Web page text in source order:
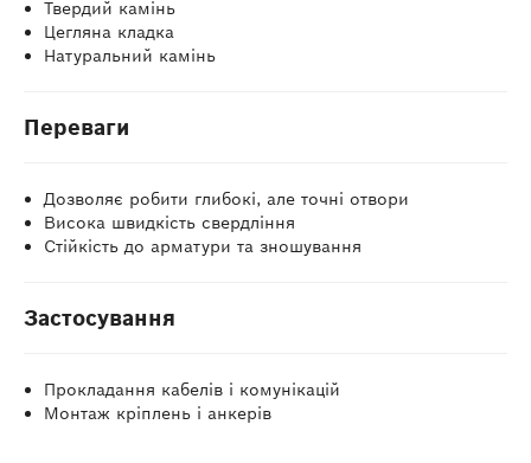
Твердий камінь
Цегляна кладка
Натуральний камінь
Переваги
Дозволяє робити глибокі, але точні отвори
Висока швидкість свердління
Стійкість до арматури та зношування
Застосування
Прокладання кабелів і комунікацій
Монтаж кріплень і анкерів